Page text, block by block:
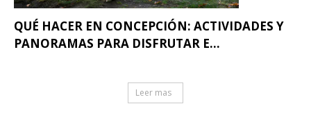
QUÉ HACER EN CONCEPCIÓN: ACTIVIDADES Y
PANORAMAS PARA DISFRUTAR E...
Leer mas